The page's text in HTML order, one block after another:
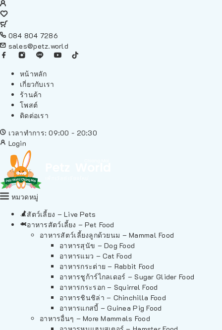
084 804 7286
sales@petz.world
หน้าหลัก
เกี่ยวกับเรา
ร้านค้า
โพสต์
ติดต่อเรา
เวลาทำการ: 09:00 - 20:30
Login
หมวดหมู่
สัตว์เลี้ยง – Live Pets
อาหารสัตว์เลี้ยง – Pet Food
อาหารสัตว์เลี้ยงลูกด้วยนม – Mammal Food
อาหารสุนัข – Dog Food
อาหารแมว – Cat Food
อาหารกระต่าย – Rabbit Food
อาหารชูก้าร์ไกลเดอร์ – Sugar Glider Food
อาหารกระรอก – Squirrel Food
อาหารชินชิล่า – Chinchilla Food
อาหารแกสบี้ – Guinea Pig Food
อาหารอื่นๆ – More Mammals Food